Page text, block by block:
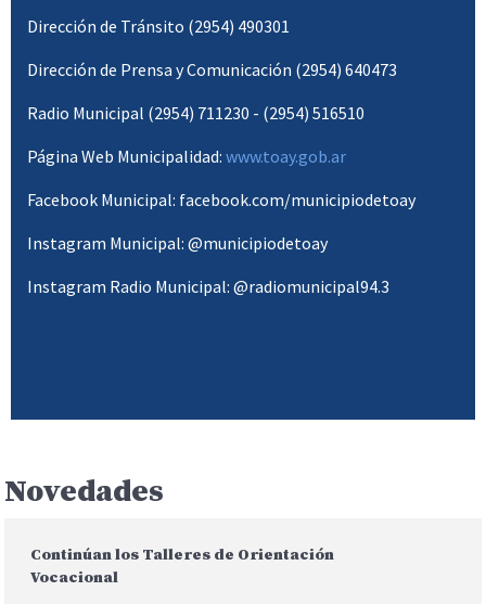
Dirección de Tránsito (2954) 490301
Dirección de Prensa y Comunicación (2954) 640473
Radio Municipal (2954) 711230 - (2954) 516510
Página Web Municipalidad: www.toay.gob.ar
Facebook Municipal: facebook.com/municipiodetoay
Instagram Municipal: @municipiodetoay
Instagram Radio Municipal: @radiomunicipal94.3
Novedades
Continúan los Talleres de Orientación
Vocacional